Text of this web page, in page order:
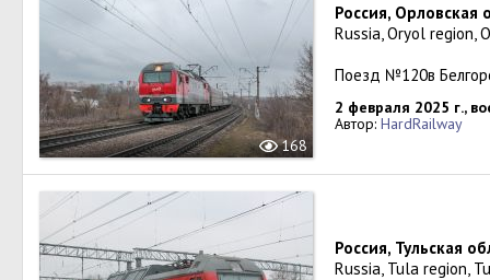
168
Россия, Орловская
Russia, Oryol region,
Поезд №120в
2 февраля 2025 г.,
Автор: HardRailway
Россия, Тульская
Russia, Tula region,